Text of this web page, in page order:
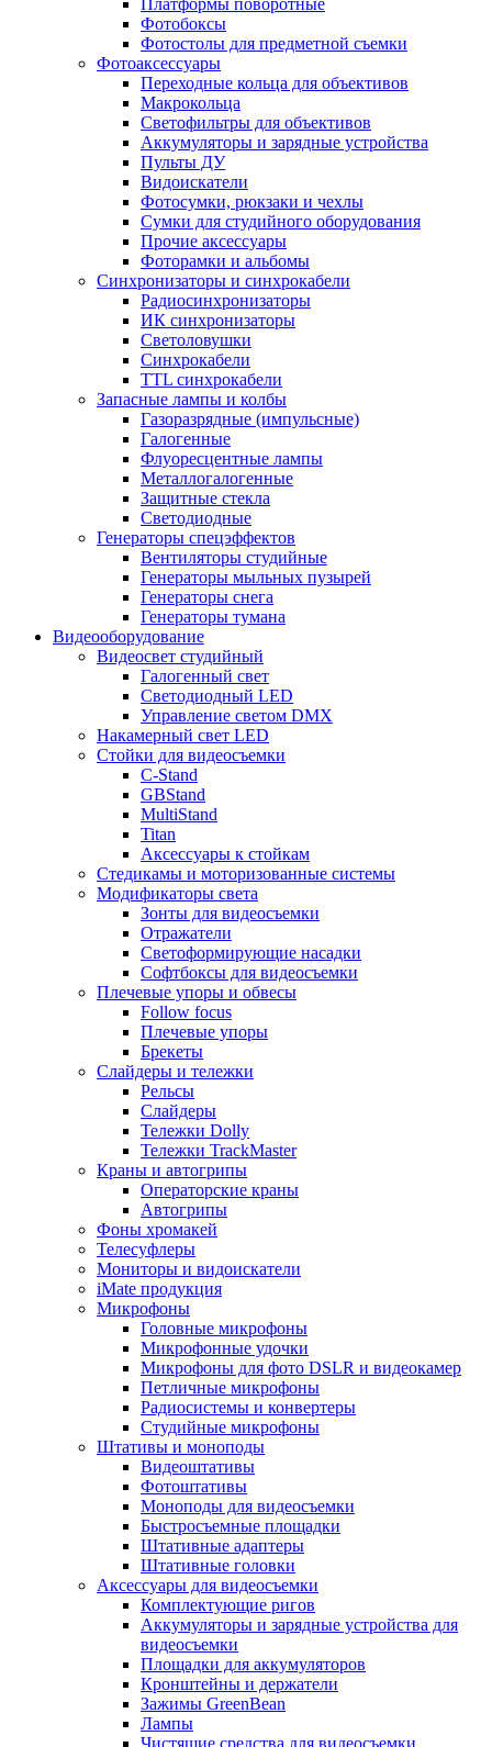
Платформы поворотные
Фотобоксы
Фотостолы для предметной съемки
Фотоаксессуары
Переходные кольца для объективов
Макрокольца
Светофильтры для объективов
Аккумуляторы и зарядные устройства
Пульты ДУ
Видоискатели
Фотосумки, рюкзаки и чехлы
Сумки для студийного оборудования
Прочие аксессуары
Фоторамки и альбомы
Синхронизаторы и синхрокабели
Радиосинхронизаторы
ИК синхронизаторы
Светоловушки
Синхрокабели
TTL синхрокабели
Запасные лампы и колбы
Газоразрядные (импульсные)
Галогенные
Флуоресцентные лампы
Металлогалогенные
Защитные стекла
Светодиодные
Генераторы спецэффектов
Вентиляторы студийные
Генераторы мыльных пузырей
Генераторы снега
Генераторы тумана
Видеооборудование
Видеосвет студийный
Галогенный свет
Светодиодный LED
Управление светом DMX
Накамерный свет LED
Стойки для видеосъемки
C-Stand
GBStand
MultiStand
Titan
Аксессуары к стойкам
Стедикамы и моторизованные системы
Модификаторы света
Зонты для видеосъемки
Отражатели
Светоформирующие насадки
Софтбоксы для видеосъемки
Плечевые упоры и обвесы
Follow focus
Плечевые упоры
Брекеты
Слайдеры и тележки
Рельсы
Слайдеры
Тележки Dolly
Тележки TrackMaster
Краны и автогрипы
Операторские краны
Автогрипы
Фоны хромакей
Телесуфлеры
Мониторы и видоискатели
iMate продукция
Микрофоны
Головные микрофоны
Микрофонные удочки
Микрофоны для фото DSLR и видеокамер
Петличные микрофоны
Радиосистемы и конвертеры
Студийные микрофоны
Штативы и моноподы
Видеоштативы
Фотоштативы
Моноподы для видеосъемки
Быстросъемные площадки
Штативные адаптеры
Штативные головки
Аксессуары для видеосъемки
Комплектующие ригов
Аккумуляторы и зарядные устройства для
видеосъемки
Площадки для аккумуляторов
Кронштейны и держатели
Зажимы GreenBean
Лампы
Чистящие средства для видеосъемки